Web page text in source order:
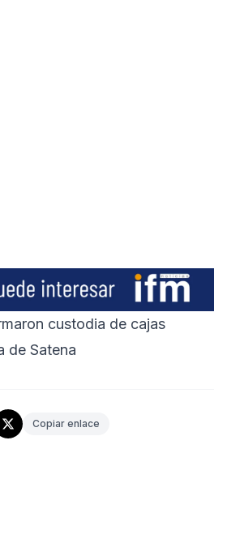
custodia de cajas
de Satena
Copiar enlace